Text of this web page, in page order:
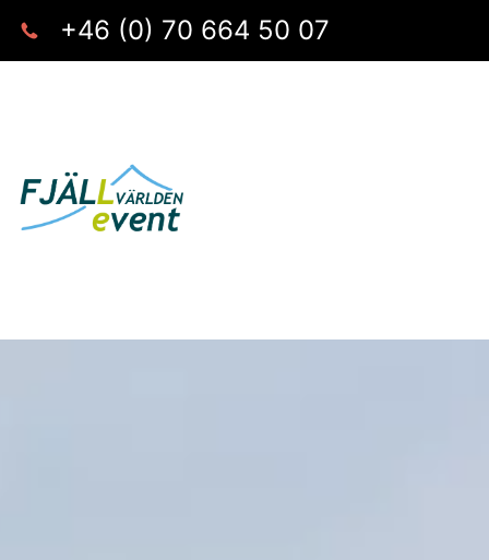
+46 (0) 70 664 50 07